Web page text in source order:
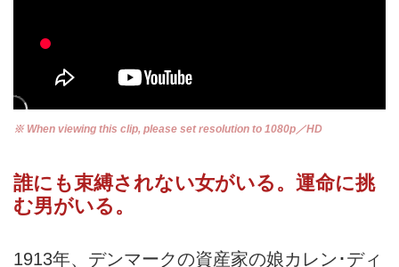
※ When viewing this clip, please set resolution to 1080p／HD
誰にも束縛されない女がいる。運命に挑
む男がいる。
1913年、デンマークの資産家の娘カレン･ディ